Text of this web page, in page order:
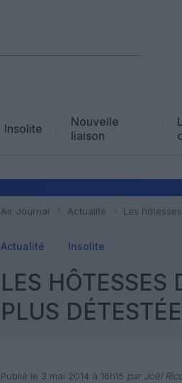
Insolite
Nouvelle
liaison
Air Journal Actualité Les
Actualité Insolite
LES HÔTESSES
PLUS
Publié le 3 mai 2014 à 16h15 par Joël